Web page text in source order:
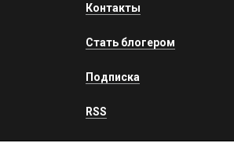
Контакты
Стать блогером
Подписка
RSS